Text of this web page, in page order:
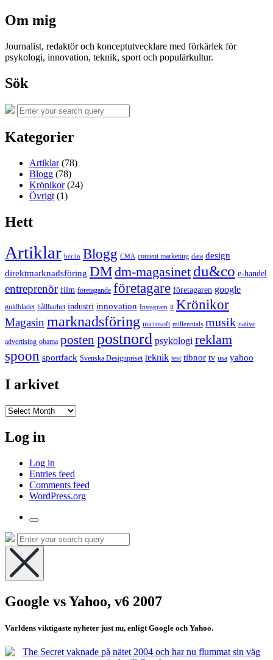
Om mig
Journalist, redaktör och konceptutvecklare med förkärlek för
psykologi, innovation, teknik, sport och populärkultur.
Sök
Search
for:
Search
Kategorier
Artiklar(78)
Blogg (78)
Krönikor(24)
Övrigt (1)
Hett
Artiklar berlin Blogg CMA content marketing data design
direktmarknadsföring DMdm-magasinet du&co e-handel
entreprenör film företagande företagare företagaren google
guldbladet hållbarhet industri innovation Instagram it Krönikor
Magasin marknadsföring microsoft millennials musik native
advertising obama posten postnord psykologi reklam
spoon sportfack Svenska Designpriset teknik test tibnor tv usa yahoo
I arkivet
Log in
Log in
Entries feed
Comments feed
WordPress.org
Toggle
the
search
field
Search
for:
Search
Hide
search
overlay
Google vs Yahoo, v6 2007
Världens viktigaste nyheter just nu, enligt Google och Yahoo.